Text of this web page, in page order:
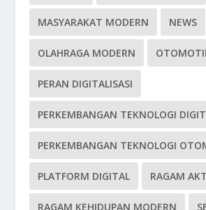
MASYARAKAT MODERN NEWS
OLAHRAGA MODERN
PERAN DIGITALISASI
PERKEMBANGAN TEKNOLOGI
PERKEMBANGAN TEKNOLOGI
PLATFORM DIGITAL RAGAM
RAGAM KEHIDUPAN MODERN